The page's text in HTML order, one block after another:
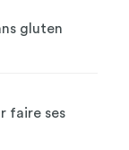
gluten
faire ses